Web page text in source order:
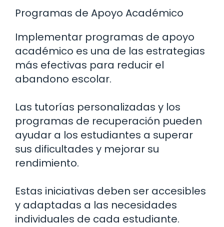
Programas de Apoyo Académico
Implementar programas de apoyo
académico es una de las estrategias
más efectivas para reducir el
abandono escolar.
Las tutorías personalizadas y los
programas de recuperación pueden
ayudar a los estudiantes a superar
sus dificultades y mejorar su
rendimiento.
Estas iniciativas deben ser accesibles
y adaptadas a las necesidades
individuales de cada estudiante.